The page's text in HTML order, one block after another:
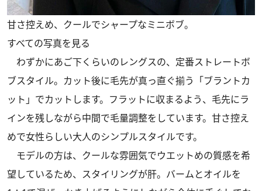
甘さ控えめ、クールでシャープなミニボブ。
すべての写真を見る
わずかにあご下くらいのレングスの、定番ストレートボ
ブスタイル。カット後に毛先が真っ直ぐ揃う「ブラントカ
ット」でカットします。フラットに収まるよう、毛先にラ
インを残しながら中間で毛量調整をしています。甘さ控え
めで女性らしい大人のシンプルスタイルです。
モデルの方は、クールな雰囲気でウエットめの質感を希
望しているため、スタイリングが肝。バームとオイルを